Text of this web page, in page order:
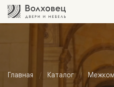
Главная Каталог